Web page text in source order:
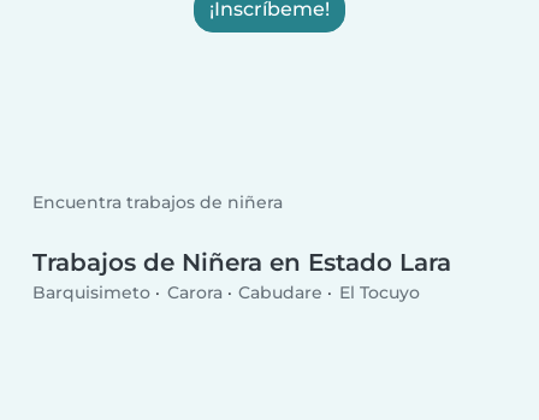
¡Inscríbeme!
Encuentra trabajos de niñera
Trabajos de Niñera en Estado Lara
Barquisimeto Carora Cabudare El Tocuyo